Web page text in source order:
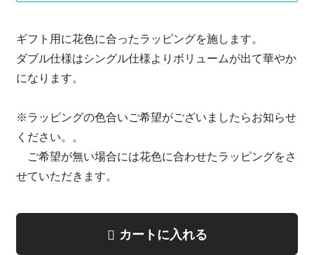
ギフト用に花色に合ったラッピングを施します。
ダブル仕様はシングル仕様よりボリュームが出て華やか
になります。
※ラッピングの色合いご希望がございましたらお知らせ
ください。。
ご希望が無い場合には花色に合わせたラッピングをさ
せていただきます。
カートに入れる